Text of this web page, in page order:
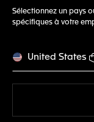
Sélectionnez un pays
spécifiques à votre
United States